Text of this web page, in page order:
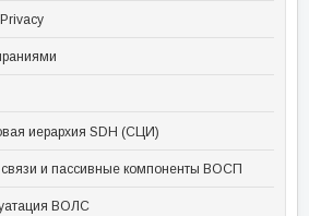
иерархия SDH (СЦИ)
связи и пассивные компоненты ВОСП
ВОЛС